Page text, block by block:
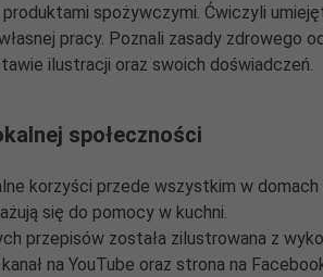
spożywczymi. Ćwiczyli
pracy. Poznali zasady zdrowego
ilustracji oraz swoich doświadczeń.
społeczności
korzyści przede wszystkim w
się do pomocy w kuchni.
przepisów została zilustrowana z
na YouTube oraz strona na